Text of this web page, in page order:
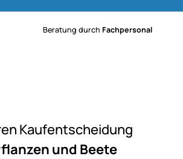
Beratung durch Fachpersonal
Kaufentscheidung
und Beete